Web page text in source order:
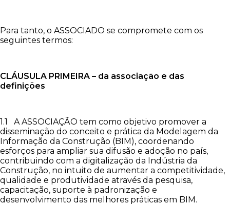
Para tanto, o ASSOCIADO se compromete com os
seguintes termos:
CLÁUSULA PRIMEIRA – da associação e das
definições
1.1 A ASSOCIAÇÃO tem como objetivo promover a
disseminação do conceito e prática da Modelagem da
Informação da Construção (BIM), coordenando
esforços para ampliar sua difusão e adoção no país,
contribuindo com a digitalização da Indústria da
Construção, no intuito de aumentar a competitividade,
qualidade e produtividade através da pesquisa,
capacitação, suporte à padronização e
desenvolvimento das melhores práticas em BIM.